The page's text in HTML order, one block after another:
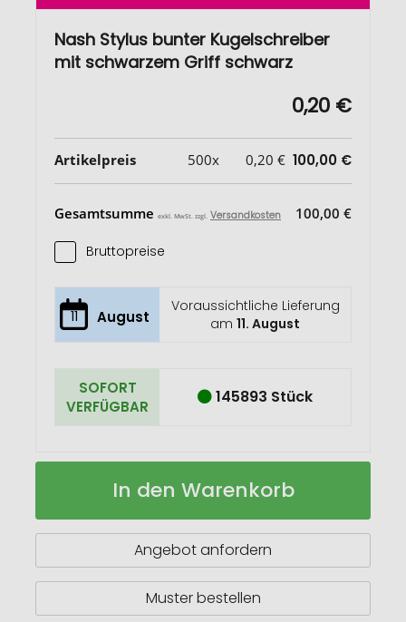
Nash Stylus bunter Kugelschreiber
mit schwarzem Griff schwarz
0,20 €
Artikelpreis 500x 0,20 € 100,00 €
Gesamtsumme exkl. MwSt. zzgl. Versandkosten 100,00 €
Bruttopreise
11 August
Voraussichtliche Lieferung
am11. August
SOFORT
VERFÜGBAR
145893 Stück
Nash
Kugelschreiber
Griff
Auf
In den Warenkorb
Angebot anfordern
Muster bestellen